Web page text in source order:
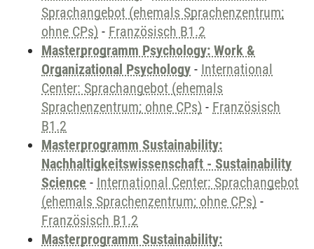
Sprachangebot (ehemals Sprachenzentrum;
ohne CPs) - Französisch B1.2
Masterprogramm Psychology: Work &
Organizational Psychology - International
Center: Sprachangebot (ehemals
Sprachenzentrum; ohne CPs) - Französisch
B1.2
Masterprogramm Sustainability:
Nachhaltigkeitswissenschaft - Sustainability
Science - International Center: Sprachangebot
(ehemals Sprachenzentrum; ohne CPs) -
Französisch B1.2
Masterprogramm Sustainability: